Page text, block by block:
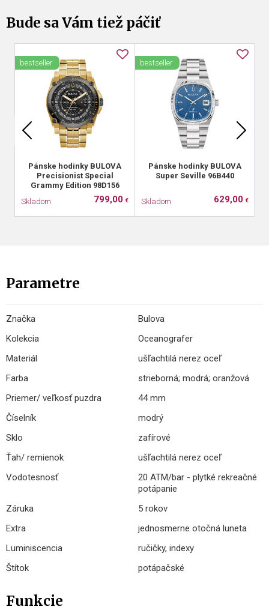
Bude sa Vám tiež páčiť
Pánske hodinky BULOVA
Precisionist Special
Grammy Edition 98D156
bestseller
Skladom 799,00 €
Pánske hodinky BULOVA
Super Seville 96B440
bestseller
Skladom 629,00 €
Parametre
Značka
Bulova
Kolekcia
Oceanografer
Materiál
ušľachtilá nerez oceľ
Farba
strieborná; modrá; oranžová
Priemer/ veľkosť puzdra
44 mm
Číselník
modrý
Sklo
zafírové
Ťah/ remienok
ušľachtilá nerez oceľ
Vodotesnosť
20 ATM/bar - plytké rekreačné
potápanie
Záruka
5 rokov
Extra
jednosmerne otočná luneta
Luminiscencia
ručičky, indexy
Štítok
potápačské
Funkcie